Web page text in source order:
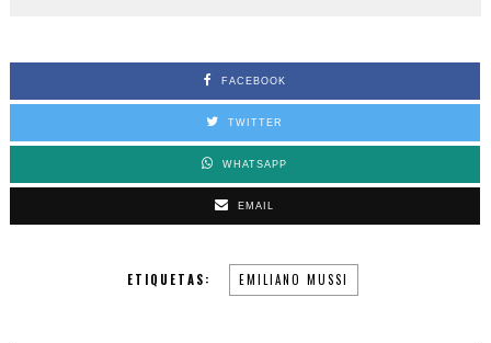
FACEBOOK
TWITTER
WHATSAPP
EMAIL
ETIQUETAS: EMILIANO MUSSI